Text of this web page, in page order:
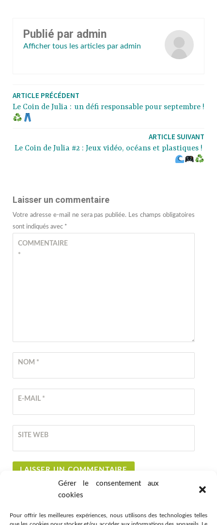
Gérer le consentement aux
cookies
Pour offrir les meilleures expériences, nous utilisons des technologies telles
Publié par admin
Afficher tous les articles par admin
ARTICLE PRÉCÉDENT
Le Coin de Julia : un défi responsable pour septembre !
ARTICLE SUIVANT
Le Coin de Julia #2 : Jeux vidéo, océans et plastiques !
Laisser un commentaire
Votre adresse e-mail ne sera pas publiée. Les champs obligatoires
sont indiqués avec *
COMMENTAIRE
*
NOM *
E-MAIL *
SITE WEB